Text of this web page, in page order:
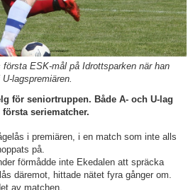
ESK-mål på Idrottsparken när han
lagspremiären.
för seniortruppen. Både A- och U-lag
seriematcher.
i premiären, i en match som inte alls
på.
förmådde inte Ekedalen att spräcka
däremot, hittade nätet fyra gånger om.
av matchen.